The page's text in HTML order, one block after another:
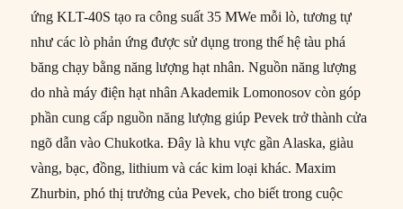
ứng KLT-40S tạo ra công suất 35 MWe mỗi lò, tương tự
như các lò phản ứng được sử dụng trong thế hệ tàu phá
băng chạy bằng năng lượng hạt nhân. Nguồn năng lượng
do nhà máy điện hạt nhân Akademik Lomonosov còn góp
phần cung cấp nguồn năng lượng giúp Pevek trở thành cửa
ngõ dẫn vào Chukotka. Đây là khu vực gần Alaska, giàu
vàng, bạc, đồng, lithium và các kim loại khác. Maxim
Zhurbin, phó thị trưởng của Pevek, cho biết trong cuộc